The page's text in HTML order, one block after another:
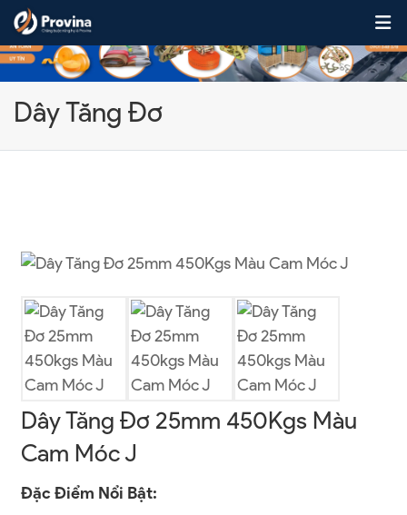
Skip to content
Dây Tăng Đơ
Dây Tăng Đơ 25mm 450Kgs Màu
Cam Móc J
Đặc Điểm Nổi Bật: